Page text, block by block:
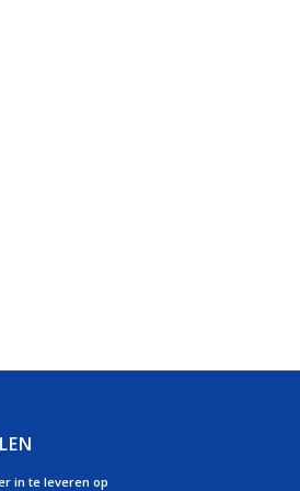
in te leveren op